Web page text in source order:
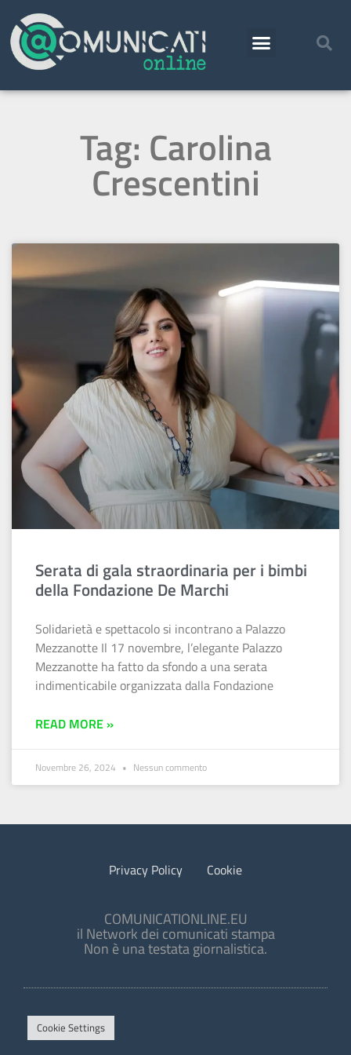
Tag: Carolina
Crescentini
Serata di gala straordinaria per i bimbi
della Fondazione De Marchi
Solidarietà e spettacolo si incontrano a Palazzo
Mezzanotte Il 17 novembre, l’elegante Palazzo
Mezzanotte ha fatto da sfondo a una serata
indimenticabile organizzata dalla Fondazione
READ MORE »
Novembre 26, 2024 Nessun commento
Privacy Policy Cookie
COMUNICATIONLINE.EU
il Network dei comunicati stampa
Non è una testata giornalistica.
Cookie Settings